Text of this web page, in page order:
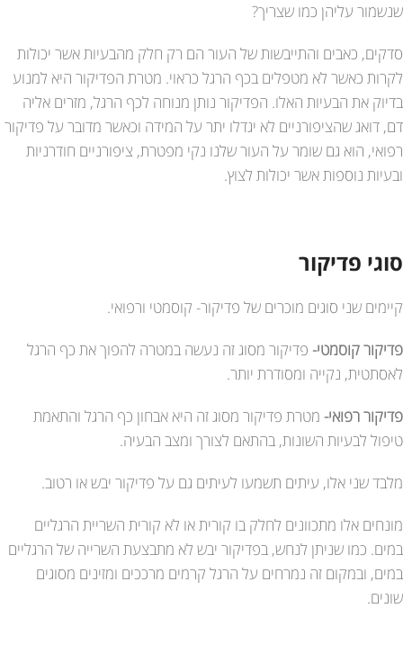
שנשמור עליהן כמו שצריך?
סדקים, כאבים והתייבשות של העור הם רק חלק מהבעיות אשר יכולות
לקרות כאשר לא מטפלים בכף הרגל כראוי. מטרת הפדיקור היא למנוע
בדיוק את הבעיות האלו. הפדיקור נותן מנוחה לכף הרגל, מזרים אליה
דם, דואג שהציפורניים לא יגדלו יתר על המידה וכאשר מדובר על פדיקור
רפואי, הוא גם שומר על העור שלנו נקי מפטרת, ציפורניים חודרניות
ובעיות נוספות אשר יכולות לצוץ.
סוגי פדיקור
קיימים שני סוגים מוכרים של פדיקור- קוסמטי ורפואי.
פדיקור קוסמטי- פדיקור מסוג זה נעשה במטרה להפוך את כף הרגל
לאסתטית, נקייה ומסודרת יותר.
פדיקור רפואי- מטרת פדיקור מסוג זה היא אבחון כף הרגל והתאמת
טיפול לבעיות השונות, בהתאם לצורך ומצב הבעיה.
מלבד שני אלו, עיתים תשמעו לעיתים גם על פדיקור יבש או רטוב.
מונחים אלו מתכוונים לחלק בו קורית או לא קורית השריית הרגליים
במים. כמו שניתן לנחש, בפדיקור יבש לא מתבצעת השרייה של הרגליים
במים, ובמקום זה נמרחים על הרגל קרמים מרככים ומזינים מסוגים
שונים.